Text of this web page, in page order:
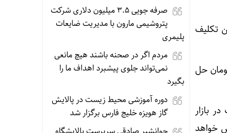
تعیین تکلیف
اجتماعی با بیش از ۸۸۰ میلیارد تومان حل
بازار
خواهد
صرفه جویی ۳.۵ میلیون دلاری شرکت
پتروشیمی مارون با مدیریت ضایعات
پلیمری
مردم اگر در صحنه باشند هیچ مانعی
نمی‌تواند جلوی پیشبرد اهداف ما را
بگیرد
دوره آموزشی محیط‌ زیست در پالایش
گاز هویزه خلیج‌ فارس برگزار شد